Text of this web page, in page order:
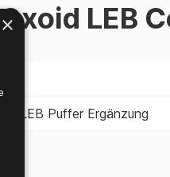
LEB
LEB Puffer Ergänzung
×